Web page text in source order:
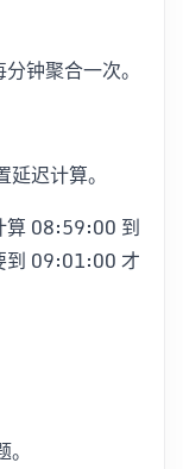
钟聚合一次。
迟计算。
算 08:59:00 到
到 09:01:00 才